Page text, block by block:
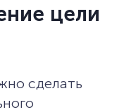
цели
сделать